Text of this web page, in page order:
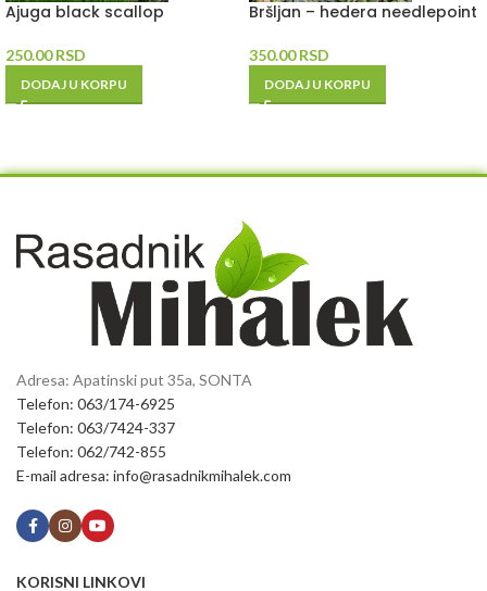
Ajuga black scallop
250.00RSD
DODAJ U KORPU
Bršljan – hedera needlepoint
350.00RSD
DODAJ U KORPU
Adresa: Apatinski put 35a, SONTA
Telefon: 063/174-6925
Telefon: 063/7424-337
Telefon: 062/742-855
E-mail adresa: info@rasadnikmihalek.com
KORISNI LINKOVI